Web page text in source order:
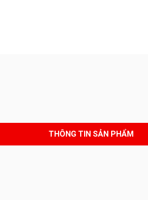
THÔNG TIN SẢN PHẨM